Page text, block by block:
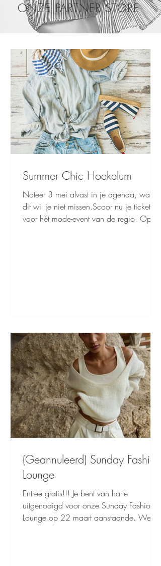
ONZE PARTNER STORE
Summer Chic Hoekelum
Noteer 3 mei alvast in je agenda, want
dit wil je niet missen.Scoor nu je tickets
voor hét mode-event van de regio. Op de
compleet verzorgd met muziek van DJ
Pim, te
(Geannuleerd) Sunday Fashion
Lounge
Entree gratis!!! Je bent van harte
uitgenodigd voor onze Sunday Fashion
Lounge op 22 maart aanstaande. We